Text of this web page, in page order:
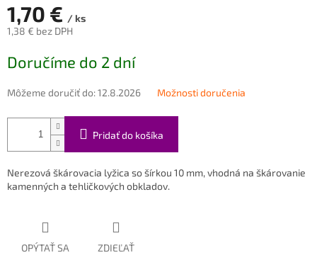
1,70 € / ks
1,38 € bez DPH
cena:
Doručíme do 2 dní
Môžeme doručiť do:12.8.2026 Možnosti doručenia
Pridať do košíka
Nerezová škárovacia lyžica so šírkou 10 mm, vhodná na škárovanie
kamenných a tehličkových obkladov.
OPÝTAŤ SA ZDIEĽAŤ